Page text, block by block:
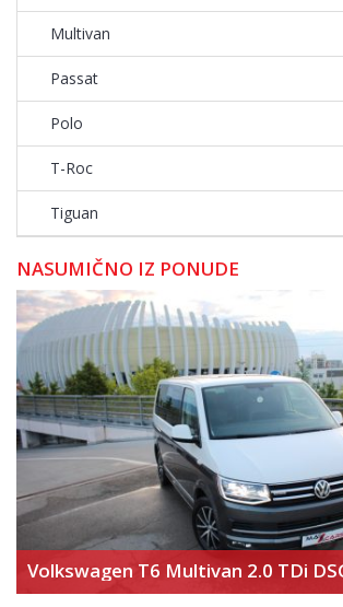
Multivan
Passat
Polo
T-Roc
Tiguan
NASUMIČNO IZ PONUDE